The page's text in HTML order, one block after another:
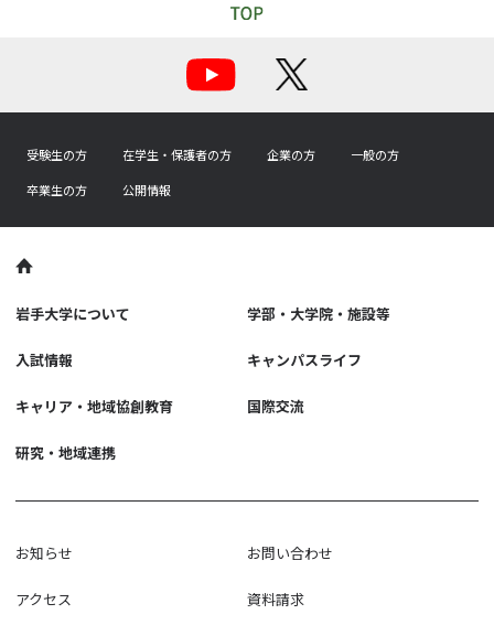
受験生の方 在学生・保護者の方 企業の方
一般の方
卒業生の方
公開情報
岩手大学について 学部・大学院・施設等
入試情報 キャンパスライフ
キャリア・地域協創教育 国際交流
研究・地域連携
お知らせ お問い合わせ
アクセス 資料請求